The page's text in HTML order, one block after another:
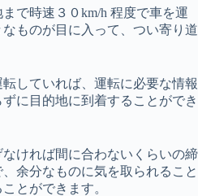
で時速３０km/h 程度で車を運
ものが目に入って、つい寄り道
していれば、運転に必要な情報
に目的地に到着することができ
ければ間に合わないくらいの締
余分なものに気を取られること
とができます。